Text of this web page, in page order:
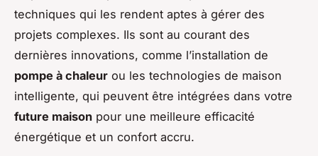
techniques qui les rendent aptes à gérer des
projets complexes. Ils sont au courant des
dernières innovations, comme l’installation de
pompe à chaleur ou les technologies de maison
intelligente, qui peuvent être intégrées dans votre
future maison pour une meilleure efficacité
énergétique et un confort accru.